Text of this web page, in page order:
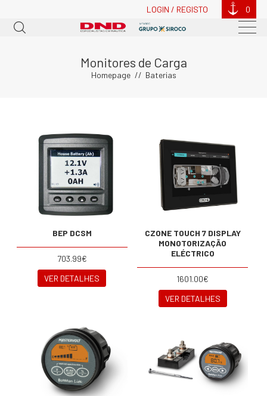
LOGIN / REGISTO 0
Monitores de Carga
Homepage Baterias
BEP DCSM
703.99€
VER DETALHES
CZONE TOUCH 7 DISPLAY
MONOTORIZAÇÃO
ELÉCTRICO
1601.00€
VER DETALHES